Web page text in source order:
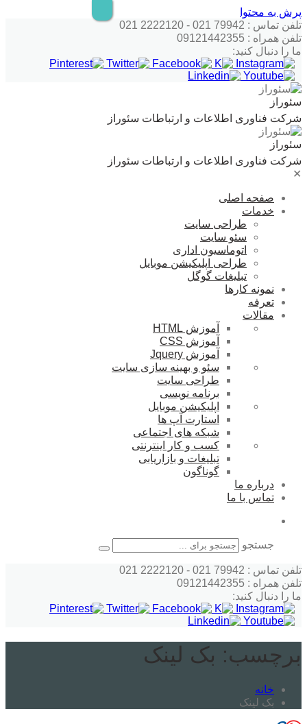
پرش به محتوا
تلفن تماس : 79942 021 - 2222120 021
تلفن همراه : 09121442355
ما را دنبال کنید:
سئوراز
شرکت فناوری اطلاعات و ارتباطات سئوراز
سئوراز
شرکت فناوری اطلاعات و ارتباطات سئوراز
✕
صفحه اصلی
خدمات
طراحی سایت
سئو سایت
اتوماسیون اداری
طراحی اپلیکیشن موبایل
تبلیغات گوگل
نمونه کارها
تعرفه
مقالات
آموزش HTML
آموزش CSS
آموزش Jquery
سئو و بهینه سازی سایت
طراحی سایت
برنامه نویسی
اپلیکیشن موبایل
استارت آپ ها
شبکه های اجتماعی
کسب و کار اینترنتی
تبلیغات و بازاریابی
گوناگون
درباره ما
تماس با ما
جستجو
تلفن تماس : 79942 021 - 2222120 021
تلفن همراه : 09121442355
ما را دنبال کنید:
برچسب: بک لینک
خانه
بک لینک